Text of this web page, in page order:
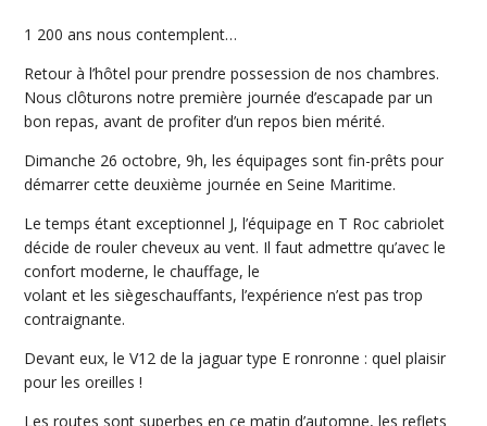
1 200 ans nous contemplent…
Retour à l’hôtel pour prendre possession de nos chambres.
Nous clôturons notre première journée d’escapade par un
bon repas, avant de profiter d’un repos bien mérité.
Dimanche 26 octobre, 9h, les équipages sont fin-prêts pour
démarrer cette deuxième journée en Seine Maritime.
Le temps étant exceptionnel J, l’équipage en T Roc cabriolet
décide de rouler cheveux au vent. Il faut admettre qu’avec le
confort moderne, le chauffage, le
volant et les siègeschauffants, l’expérience n’est pas trop
contraignante.
Devant eux, le V12 de la jaguar type E ronronne : quel plaisir
pour les oreilles !
Les routes sont superbes en ce matin d’automne, les reflets